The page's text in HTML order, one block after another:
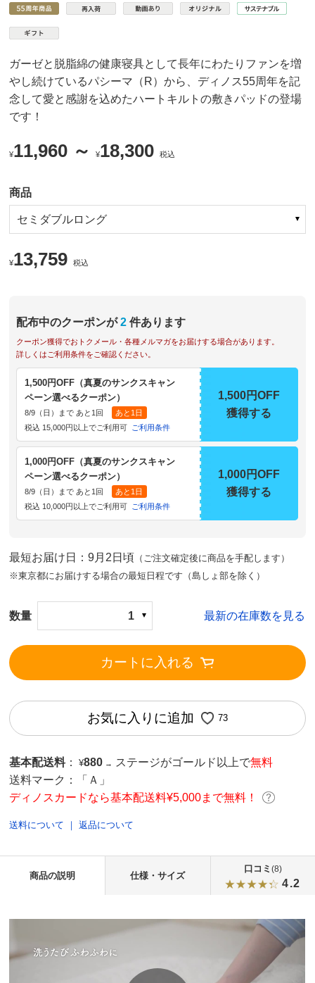
ガーゼと脱脂綿の健康寝具として長年にわたりファンを増
やし続けているパシーマ（R）から、ディノス55周年を記
念して愛と感謝を込めたハートキルトの敷きパッドの登場
です！
¥11,960 ～¥18,300 税込
商品
セミダブルロング
¥13,759 税込
配布中のクーポンが 2 件あります
クーポン獲得でおトクメール・各種メルマガをお届けする場合があります。
詳しくはご利用条件をご確認ください。
1,500円OFF（真夏のサンクスキャン
ペーン選べるクーポン）
8/9（日）まで あと1回
あと1日
税込 15,000円以上でご利用可
ご利用条件
1,500円OFF
獲得する
1,000円OFF（真夏のサンクスキャン
ペーン選べるクーポン）
8/9（日）まで あと1回
あと1日
税込 10,000円以上でご利用可
ご利用条件
1,000円OFF
獲得する
最短お届け日：9月2日頃 （ご注文確定後に商品を手配します）
※東京都にお届けする場合の最短日程です（島しょ部を除く）
数量 1 最新の在庫数を見る
カートに入れる
お気に入りに追加 73
基本配送料 ： ¥880 → ステージがゴールド以上で無料
送料マーク：
「Ａ」
ディノスカードなら基本配送料¥5,000まで無料！
送料について ｜返品について
商品の説明 仕様・サイズ
口コミ (8)
4.2